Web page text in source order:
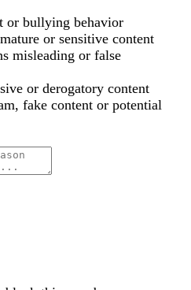
or bullying behavior
or sensitive content
misleading or false
or derogatory content
fake content or potential